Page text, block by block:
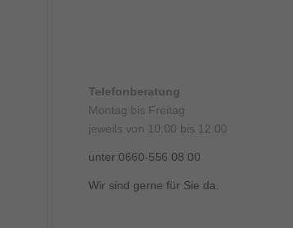
Telefonberatung
Montag bis Freitag
jeweils von 10:00 bis 12:00
unter 0660-556 08 00
Wir sind gerne für Sie da.